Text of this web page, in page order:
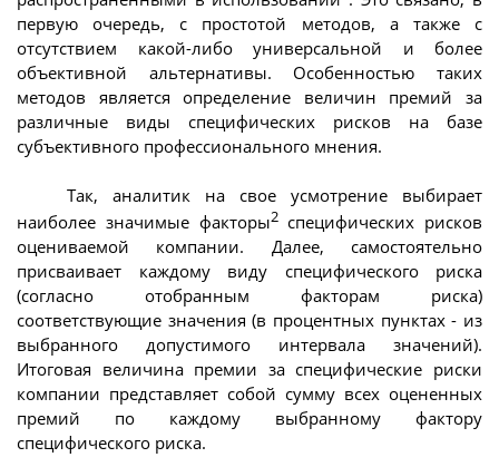
первую очередь, с простотой методов, а также с
отсутствием какой-либо универсальной и более
объективной альтернативы. Особенностью таких
методов является определение величин премий за
различные виды специфических рисков на базе
субъективного профессионального мнения.
Так, аналитик на свое усмотрение выбирает
наиболее значимые факторы2специфических рисков
оцениваемой компании. Далее, самостоятельно
присваивает каждому виду специфического риска
(согласно отобранным факторам риска)
соответствующие значения (в процентных пунктах - из
выбранного допустимого интервала значений).
Итоговая величина премии за специфические риски
компании представляет собой сумму всех оцененных
премий по каждому выбранному фактору
специфического риска.